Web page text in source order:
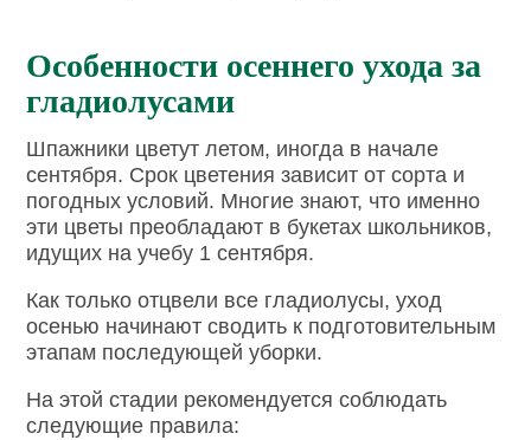
Особенности осеннего ухода за
гладиолусами
Шпажники цветут летом, иногда в начале
сентября. Срок цветения зависит от сорта и
погодных условий. Многие знают, что именно
эти цветы преобладают в букетах школьников,
идущих на учебу 1 сентября.
Как только отцвели все гладиолусы, уход
осенью начинают сводить к подготовительным
этапам последующей уборки.
На этой стадии рекомендуется соблюдать
следующие правила: